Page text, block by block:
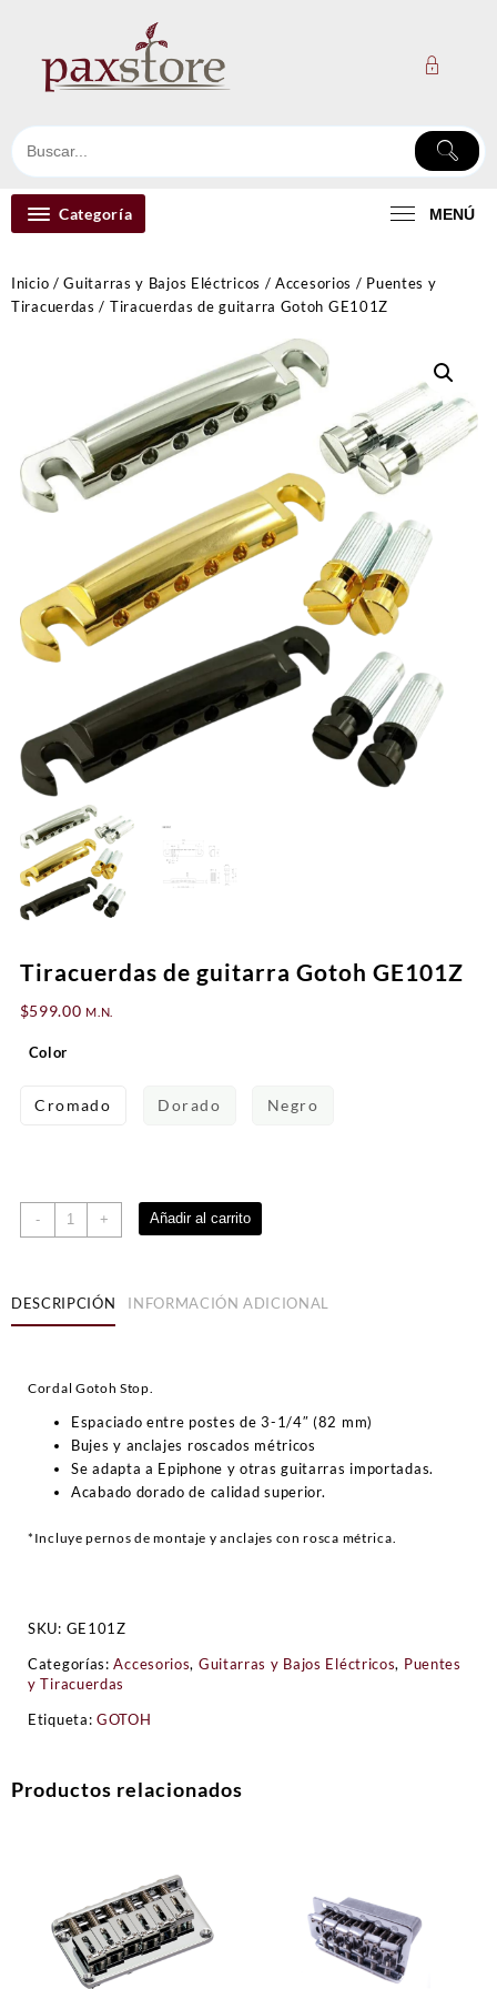
contenido
Categoría MENÚ
Inicio /Guitarras y Bajos Eléctricos /Accesorios / Puentes y
Tiracuerdas / Tiracuerdas de guitarra Gotoh GE101Z
Tiracuerdas de guitarra Gotoh GE101Z
$599.00 M.N.
Color
Cromado Dorado Negro
-
Tiracuerdas
de
GE101Z
cantidad
+ Añadir al carrito
DESCRIPCIÓN INFORMACIÓN ADICIONAL
Cordal Gotoh Stop.
Espaciado entre postes de 3-1/4″ (82 mm)
Bujes y anclajes roscados métricos
Se adapta a Epiphone y otras guitarras importadas.
Acabado dorado de calidad superior.
*Incluye pernos de montaje y anclajes con rosca métrica.
SKU: GE101Z
Categorías:Accesorios, Guitarras y Bajos Eléctricos, Puentes
y Tiracuerdas
Etiqueta:GOTOH
Productos relacionados